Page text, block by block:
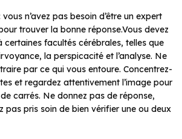
n’avez pas besoin d’être un expert
trouver la bonne réponse.Vous devez
certaines facultés cérébrales, telles que
la perspicacité et l’analyse. Ne
par ce qui vous entoure. Concentrez-
et regardez attentivement l’image pour
carrés. Ne donnez pas de réponse,
pas pris soin de bien vérifier une ou deux